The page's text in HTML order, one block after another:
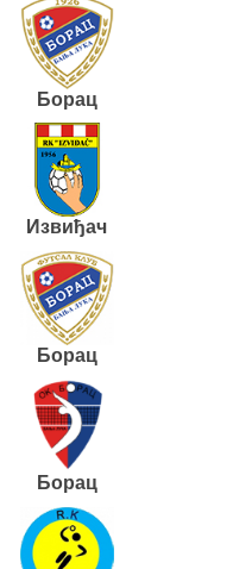
Борац
Извиђач
Борац
Борац